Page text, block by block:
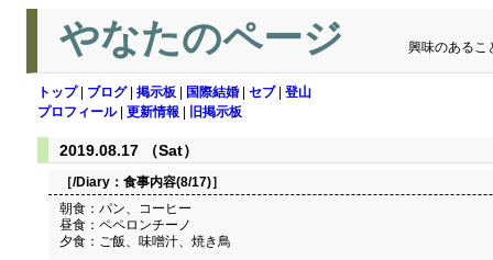
やなたのページ 興味のあるこ
トップ| ブログ| 掲示板 国際結婚 セブ| 登山
プロフィール| 更新情報 旧掲示板
2019.08.17 （Sat）
［/Diary： 食事内容(8/17)］
朝食：パン、コーヒー
昼食：ペペロンチーノ
夕食：ご飯、味噌汁、焼き鳥